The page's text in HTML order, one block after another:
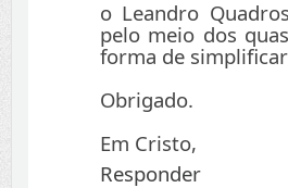
o Leandro
pelo meio dos
forma de simplificar
Obrigado.
Em Cristo,
Responder